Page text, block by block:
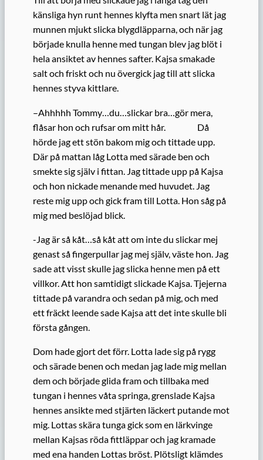
känsliga hyn runt hennes klyfta men snart lät jag
munnen mjukt slicka blygdläpparna, och när jag
började knulla henne med tungan blev jag blöt i
hela ansiktet av hennes safter. Kajsa smakade
salt och friskt och nu övergick jag till att slicka
hennes styva kittlare.
–Ahhhhh Tommy…du…slickar bra…gör mera,
flåsar hon och rufsar om mitt hår. Då
hörde jag ett stön bakom mig och tittade upp.
Där på mattan låg Lotta med särade ben och
smekte sig själv i fittan. Jag tittade upp på Kajsa
och hon nickade menande med huvudet. Jag
reste mig upp och gick fram till Lotta. Hon såg på
mig med beslöjad blick.
-Jag är så kåt…så kåt att om inte du slickar mej
genast så fingerpullar jag mej själv, väste hon. Jag
sade att visst skulle jag slicka henne men på ett
villkor. Att hon samtidigt slickade Kajsa. Tjejerna
tittade på varandra och sedan på mig, och med
ett fräckt leende sade Kajsa att det inte skulle bli
första gången.
Dom hade gjort det förr. Lotta lade sig på rygg
och särade benen och medan jag lade mig mellan
dem och började glida fram och till­baka med
tungan i hennes våta springa, grenslade Kajsa
hennes ansikte med stjärten läckert putande mot
mig. Lottas skära tunga gick som en lärkvinge
mellan Kajsas röda fittläppar och jag kramade
med ena handen Lottas bröst. Plötsligt klämdes